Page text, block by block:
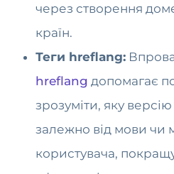
через створення
країн.
Теги hreflang:
hreflang допомагає
зрозуміти, яку
залежно від мови чи
користувача,